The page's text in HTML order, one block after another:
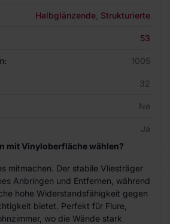
Halbglänzende Strukturierte
53
1005
32
Ne
Ja
mit Vinyloberfläche wählen?
mitmachen. Der stabile Vliesträger
Anbringen und Entfernen, während
hohe Widerstandsfähigkeit gegen
bietet. Perfekt für Flure,
wo die Wände stark